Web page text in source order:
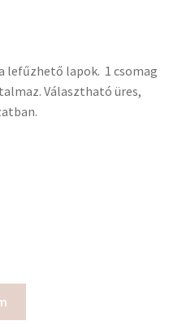
lefűzhető lapok. 1 csomag
Választható üres,